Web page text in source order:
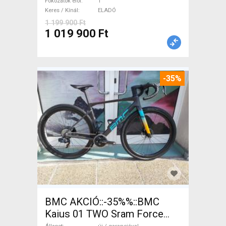
Keres / Kínál
ELADÓ
1 199 900 Ft
1 019 900 Ft
-35%
BMC AKCIÓ::-35%%::BMC
Kaius 01 TWO Sram Force